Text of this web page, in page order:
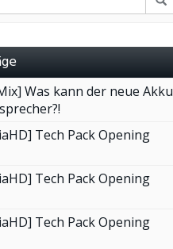
Was kann der neue Akku
Tech Pack Opening
Tech Pack Opening
Tech Pack Opening